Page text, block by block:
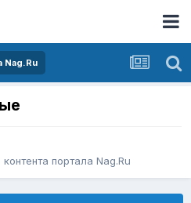
Nag.Ru
портала Nag.Ru